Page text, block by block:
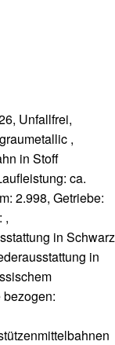
Unfallfrei,
,
in Stoff
ca.
2.998, Getriebe:
,
in Schwarz
in
bezogen: